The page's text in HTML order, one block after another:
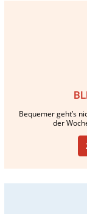
Bequemer geht’s
der